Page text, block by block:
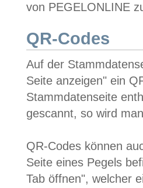
von PEGELONLINE
QR-Codes
Auf der
Seite anzeigen" ein
Stammdatenseite
gescannt, so wird
QR-Codes können
Seite eines Pegels
Tab öffnen", welcher